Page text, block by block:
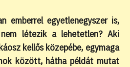
emberrel egyetlenegyszer is,
létezik a lehetetlen? Aki
kellős közepébe, egymaga
között, hátha példát mutat